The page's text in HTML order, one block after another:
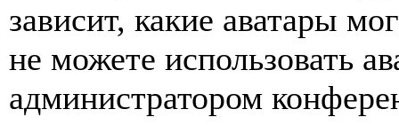
зависит, какие аватары
не можете использовать
администратором